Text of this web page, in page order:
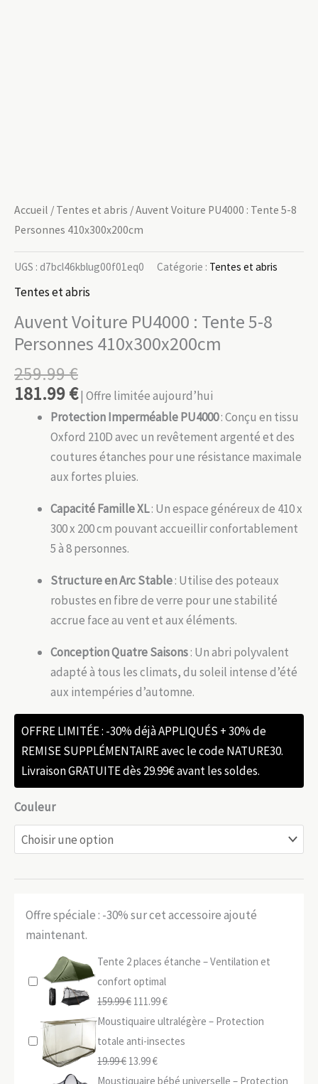
Accueil / Tentes et abris / Auvent Voiture PU4000 : Tente 5-8
Personnes 410x300x200cm
UGS : d7bcl46kblug00f01eq0 Catégorie : Tentes et abris
Tentes et abris
Auvent Voiture PU4000 : Tente 5-8
Personnes 410x300x200cm
259.99€
181.99€| Offre limitée aujourd’hui
Protection Imperméable PU4000: Conçu en tissu
Oxford 210D avec un revêtement argenté et des
coutures étanches pour une résistance maximale
aux fortes pluies.
Capacité Famille XL: Un espace généreux de 410 x
300 x 200 cm pouvant accueillir confortablement
5 à 8 personnes.
Structure en Arc Stable: Utilise des poteaux
robustes en fibre de verre pour une stabilité
accrue face au vent et aux éléments.
Conception Quatre Saisons: Un abri polyvalent
adapté à tous les climats, du soleil intense d’été
aux intempéries d’automne.
OFFRE LIMITÉE : -30% déjà APPLIQUÉS + 30% de
REMISE SUPPLÉMENTAIRE avec le code NATURE30.
Livraison GRATUITE dès 29.99€ avant les soldes.
Couleur
Offre spéciale : -30% sur cet accessoire ajouté
maintenant.
Tente 2 places étanche – Ventilation et
confort optimal
159.99€ Le
prix
initial
était :
159.99 €.
111.99€Le
prix
actuel
111.99 €.
Moustiquaire ultralégère – Protection
totale anti-insectes
19.99€ Le
prix
13.99€Le
prix
Moustiquaire bébé universelle – Protection